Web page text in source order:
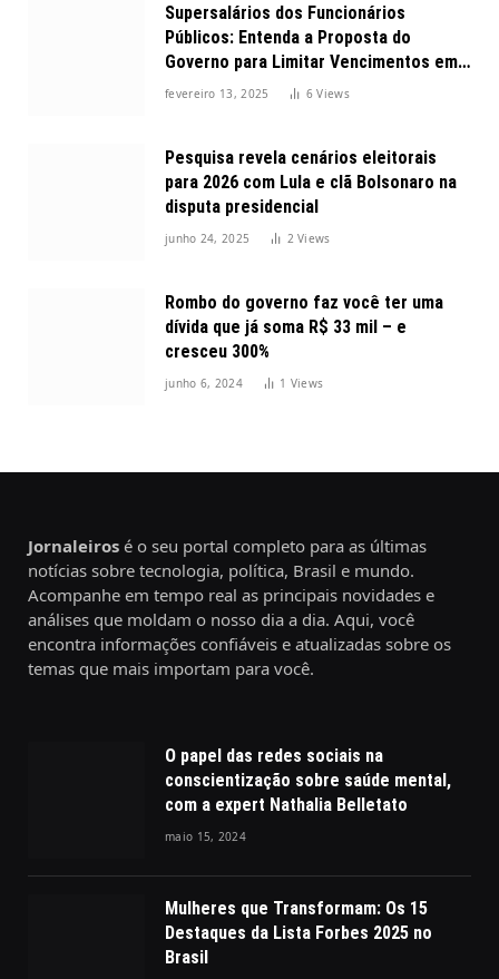
Supersalários dos Funcionários
Públicos: Entenda a Proposta do
Governo para Limitar Vencimentos em
2025
fevereiro 13, 2025 6Views
Pesquisa revela cenários eleitorais
para 2026 com Lula e clã Bolsonaro na
disputa presidencial
junho 24, 2025 2Views
Rombo do governo faz você ter uma
dívida que já soma R$ 33 mil – e
cresceu 300%
junho 6, 2024 1 Views
Jornaleiros é o seu portal completo para as últimas
notícias sobre tecnologia, política, Brasil e mundo.
Acompanhe em tempo real as principais novidades e
análises que moldam o nosso dia a dia. Aqui, você
encontra informações confiáveis e atualizadas sobre os
temas que mais importam para você.
O papel das redes sociais na
conscientização sobre saúde mental,
com a expert Nathalia Belletato
maio 15, 2024
Mulheres que Transformam: Os 15
Destaques da Lista Forbes 2025 no
Brasil